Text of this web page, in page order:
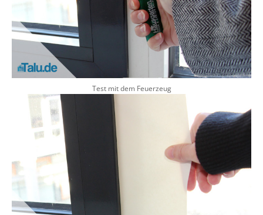
Test mit dem Feuerzeug